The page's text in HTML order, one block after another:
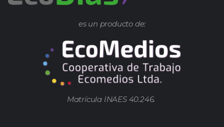
es un producto de:
Matrícula INAES 40.246.